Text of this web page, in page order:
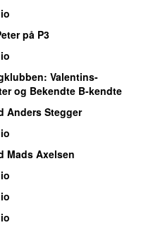
på P3
: Valentins-
og Bekendte B-kendte
Anders Stegger
Mads Axelsen